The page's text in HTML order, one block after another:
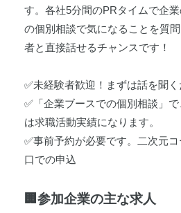
す。各社5分間のPRタイムで企
の個別相談で気になることを質
者と直接話せるチャンスです！
✅未経験者歓迎！まずは話を聞く
✅「企業ブースでの個別相談」
は求職活動実績になります。
✅事前予約が必要です。二次元
口での申込
🏢参加企業の主な求人